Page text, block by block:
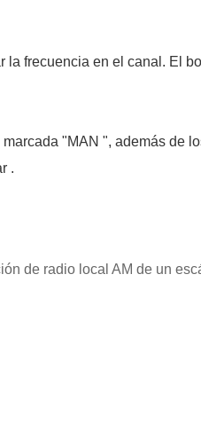
la frecuencia en el canal. El
"MAN ", además de
.
de radio local AM de un